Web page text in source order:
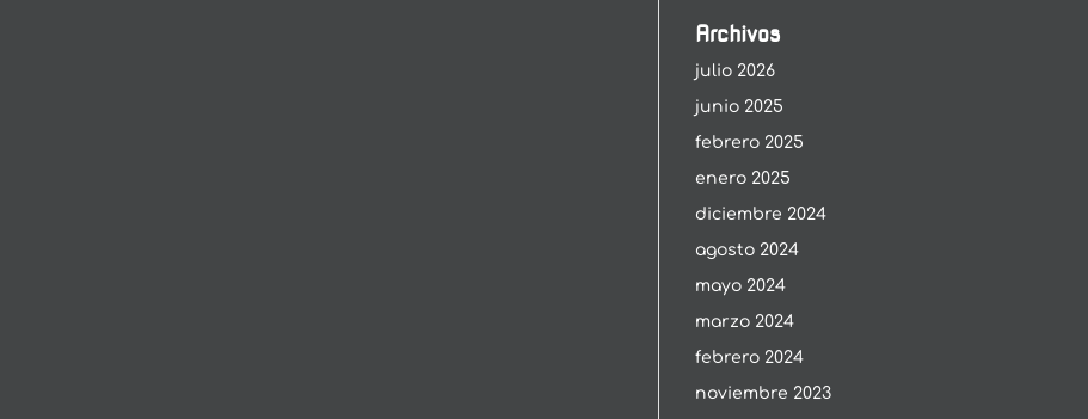
Archivos
julio 2026
junio 2025
febrero 2025
enero 2025
diciembre 2024
agosto 2024
mayo 2024
marzo 2024
febrero 2024
noviembre 2023